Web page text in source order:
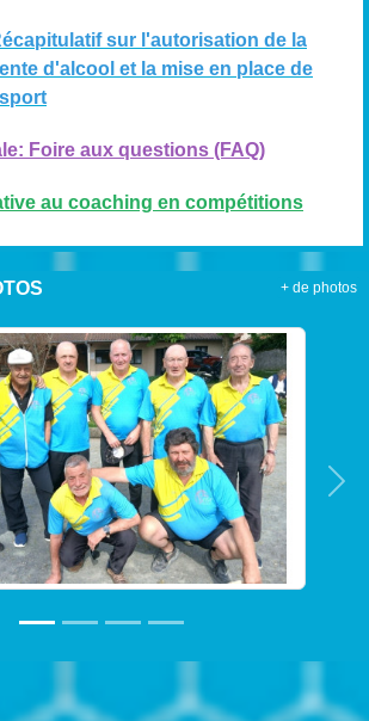
sur l'autorisation de la
d'alcool et la mise en place de
Foire aux questions (FAQ)
au coaching en compétitions
+ de photos